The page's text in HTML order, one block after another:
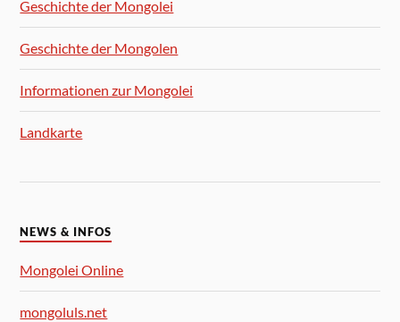
Geschichte der Mongolei
Geschichte der Mongolen
Informationen zur Mongolei
Landkarte
NEWS & INFOS
Mongolei Online
mongoluls.net